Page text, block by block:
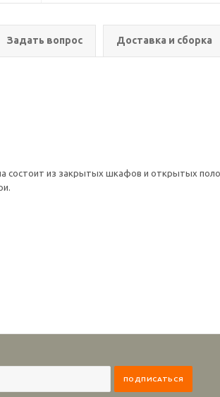
Задать вопрос Доставка и сборка
состоит из закрытых шкафов и открытых